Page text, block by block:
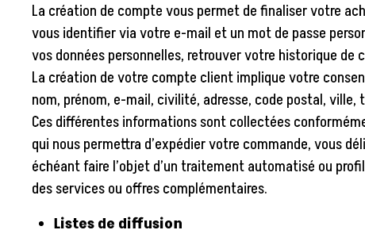
La création de compte vous permet de finaliser votre
vous identifier via votre e-mail et un mot de passe
vos données personnelles, retrouver votre historique de
La création de votre compte client implique votre
nom, prénom, e-mail, civilité, adresse, code postal, ville,
Ces différentes informations sont collectées
qui nous permettra d’expédier votre commande, vous
échéant faire l’objet d’un traitement automatisé ou
des services ou offres complémentaires.
Listes de diffusion